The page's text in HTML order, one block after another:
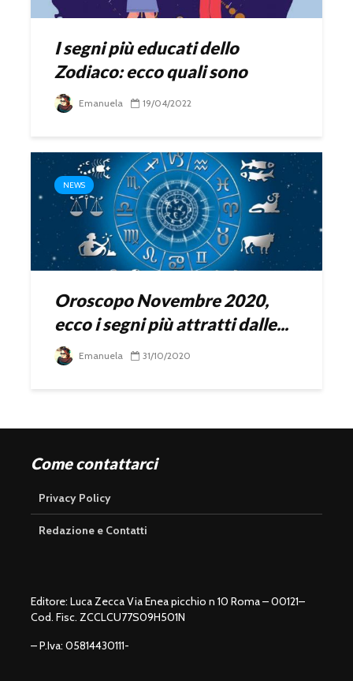
I segni più educati dello
Zodiaco: ecco quali sono
Emanuela 19/04/2022
NEWS
Oroscopo Novembre 2020,
ecco i segni più attratti dalle...
Emanuela 31/10/2020
Come contattarci
Privacy Policy
Redazione e Contatti
Editore: Luca Zecca Via Enea picchio n 10 Roma – 00121–
Cod. Fisc. ZCCLCU77S09H501N
– P.Iva: 05814430111-